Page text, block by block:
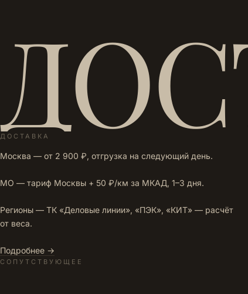
ДОСТАВКА
Москва — от 2 900 ₽, отгрузка на следующий день.
МО — тариф Москвы + 50 ₽/км за МКАД, 1–3 дня.
Регионы — ТК «Деловые линии», «ПЭК», «КИТ» — расчёт
от веса.
Подробнее →
СОПУТСТВУЮЩЕЕ